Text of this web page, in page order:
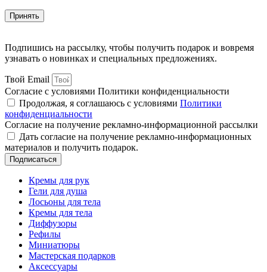
Принять
Подпишись на рассылку, чтобы получить подарок и вовремя
узнавать о новинках и специальных предложениях.
Твой Email
Согласие с условиями Политики конфиденциальности
Продолжая, я соглашаюсь с условиями Политики
конфиденциальности
Согласие на получение рекламно-информационной рассылки
Дать согласие на получение рекламно-информационных
материалов и получить подарок.
Подписаться
Кремы для рук
Гели для душа
Лосьоны для тела
Кремы для тела
Диффузоры
Рефилы
Миниатюры
Мастерская подарков
Аксессуары